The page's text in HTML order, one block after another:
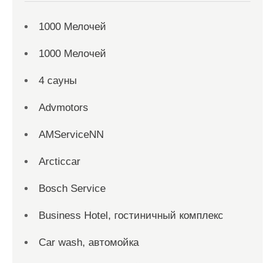
1000 Мелочей
1000 Мелочей
4 сауны
Advmotors
AMServiceNN
Arcticcar
Bosch Service
Business Hotel, гостиничный комплекс
Car wash, автомойка